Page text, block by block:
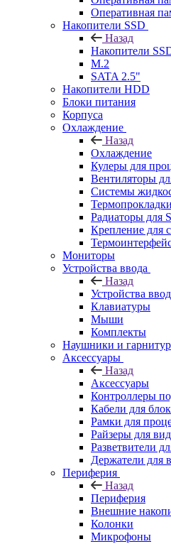
Оперативная
Накопители SSD
Назад
Накопители
M.2
SATA 2.5"
Накопители HDD
Блоки питания
Корпуса
Охлаждение
Назад
Охлаждение
Кулеры для
Вентиляторы
Системы
Термопрокладки
Радиаторы для
Крепление для
Мониторы
Устройства ввода
Назад
Устройства
Клавиатуры
Мыши
Комплекты
Наушники и
Аксессуары
Назад
Аксессуары
Контроллеры
Кабели для
Рамки для
Райзеры для
Разветвители
Держатели для
Периферия
Назад
Периферия
Внешние
Колонки
Микрофоны